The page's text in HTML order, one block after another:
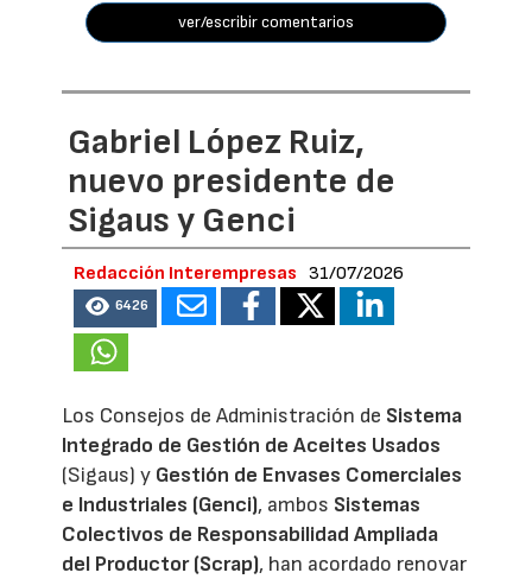
ver/escribir comentarios
Gabriel López Ruiz,
nuevo presidente de
Sigaus y Genci
Redacción Interempresas 31/07/2026
6426
Los Consejos de Administración de Sistema
Integrado de Gestión de Aceites Usados
(Sigaus) y Gestión de Envases Comerciales
e Industriales (Genci), ambos Sistemas
Colectivos de Responsabilidad Ampliada
del Productor (Scrap), han acordado renovar